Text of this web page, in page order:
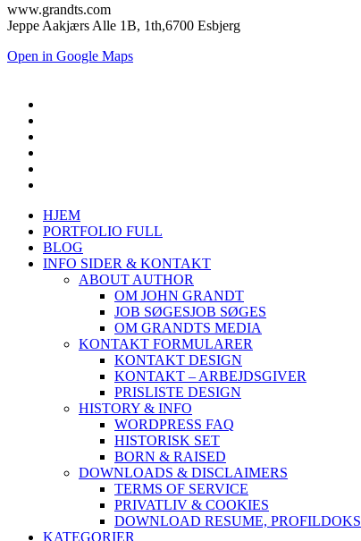
www.grandts.com
Jeppe Aakjærs Alle 1B, 1th,6700 Esbjerg
Open in Google Maps
HJEM
PORTFOLIO FULL
BLOG
INFO SIDER & KONTAKT
ABOUT AUTHOR
OM JOHN GRANDT
JOB SØGESJOB SØGES
OM GRANDTS MEDIA
KONTAKT FORMULARER
KONTAKT DESIGN
KONTAKT – ARBEJDSGIVER
PRISLISTE DESIGN
HISTORY & INFO
WORDPRESS FAQ
HISTORISK SET
BORN & RAISED
DOWNLOADS & DISCLAIMERS
TERMS OF SERVICE
PRIVATLIV & COOKIES
DOWNLOAD RESUME, PROFILDOKS
KATEGORIER